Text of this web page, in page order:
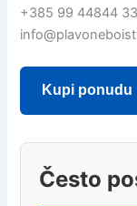
+385 99 44844 33
Kupi ponudu
Često